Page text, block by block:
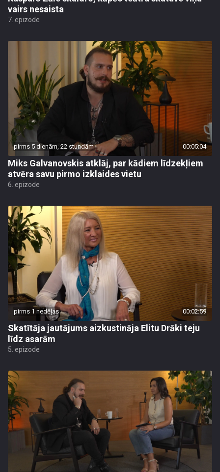
vairs nesaista
7. epizode
pirms 5 dienām, 22 stundām 00:05:04
Miks Galvanovskis atklāj, par kādiem līdzekļiem
atvēra savu pirmo izklaides vietu
6. epizode
pirms 1 nedēļas 00:02:59
Skatītāja jautājums aizkustināja Elitu Drāki teju
līdz asarām
5. epizode